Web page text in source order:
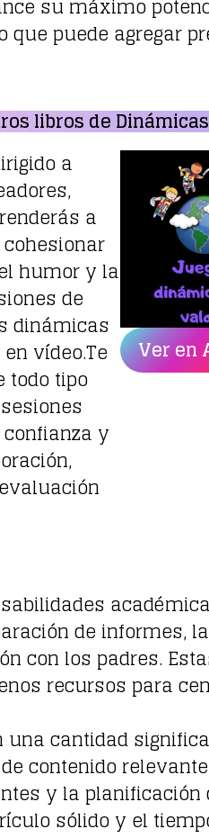
su máximo
puede agregar
libros de
a
a
humor y la
de
dinámicas
vídeo.Te
todo tipo
y
Ver en
de informes,
con los padres.
recursos para
una cantidad
contenido
y la
sólido y el